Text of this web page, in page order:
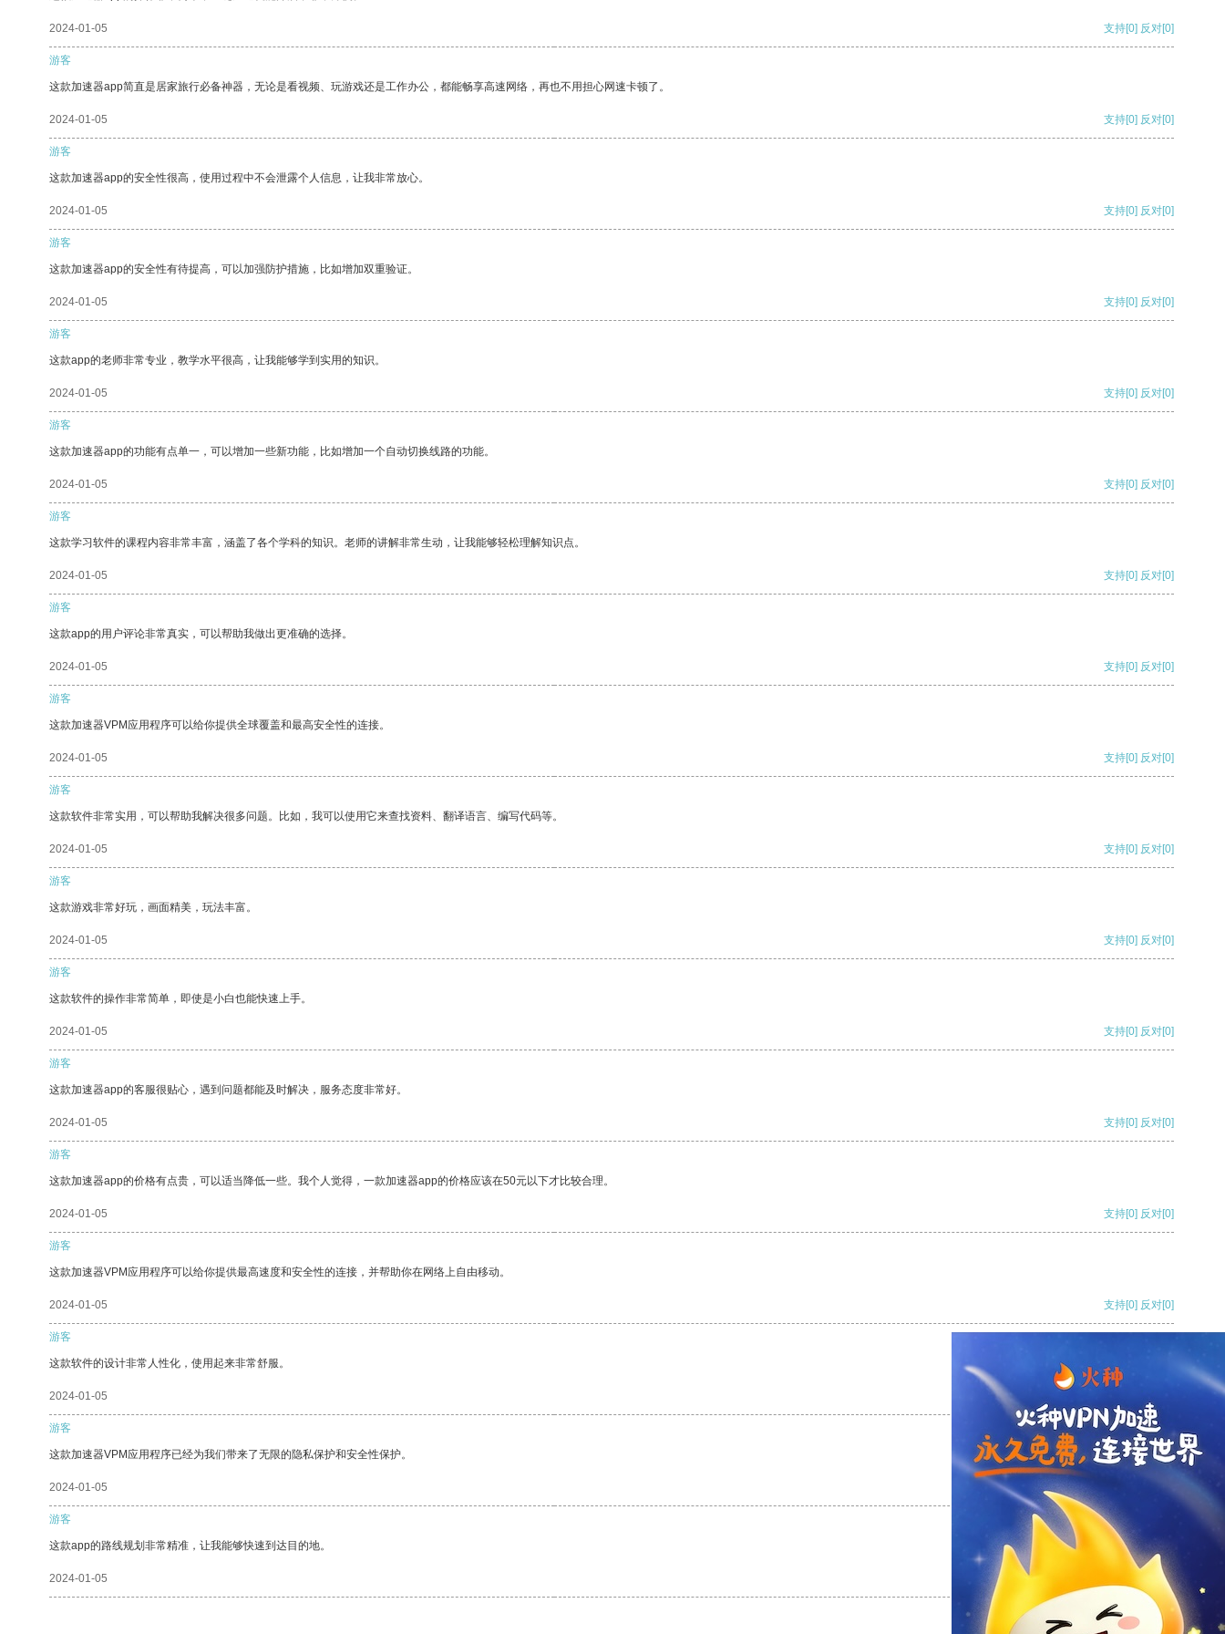
2024-01-05 支持[0] 反对[0]
游客
这款加速器app简直是居家旅行必备神器，无论是看视频、玩游戏还是工作办公，都能畅享高速网络，再也不用担心网速卡顿了。
2024-01-05 支持[0] 反对[0]
游客
这款加速器app的安全性很高，使用过程中不会泄露个人信息，让我非常放心。
2024-01-05 支持[0] 反对[0]
游客
这款加速器app的安全性有待提高，可以加强防护措施，比如增加双重验证。
2024-01-05 支持[0] 反对[0]
游客
这款app的老师非常专业，教学水平很高，让我能够学到实用的知识。
2024-01-05 支持[0] 反对[0]
游客
这款加速器app的功能有点单一，可以增加一些新功能，比如增加一个自动切换线路的功能。
2024-01-05 支持[0] 反对[0]
游客
这款学习软件的课程内容非常丰富，涵盖了各个学科的知识。老师的讲解非常生动，让我能够轻松理解知识点。
2024-01-05 支持[0] 反对[0]
游客
这款app的用户评论非常真实，可以帮助我做出更准确的选择。
2024-01-05 支持[0] 反对[0]
游客
这款加速器VPM应用程序可以给你提供全球覆盖和最高安全性的连接。
2024-01-05 支持[0] 反对[0]
游客
这款软件非常实用，可以帮助我解决很多问题。比如，我可以使用它来查找资料、翻译语言、编写代码等。
2024-01-05 支持[0] 反对[0]
游客
这款游戏非常好玩，画面精美，玩法丰富。
2024-01-05 支持[0] 反对[0]
游客
这款软件的操作非常简单，即使是小白也能快速上手。
2024-01-05 支持[0] 反对[0]
游客
这款加速器app的客服很贴心，遇到问题都能及时解决，服务态度非常好。
2024-01-05 支持[0] 反对[0]
游客
这款加速器app的价格有点贵，可以适当降低一些。我个人觉得，一款加速器app的价格应该在50元以下才比较合理。
2024-01-05 支持[0] 反对[0]
游客
这款加速器VPM应用程序可以给你提供最高速度和安全性的连接，并帮助你在网络上自由移动。
2024-01-05 支持[0] 反对[0]
游客
这款软件的设计非常人性化，使用起来非常舒服。
2024-01-05
游客
这款加速器VPM应用程序已经为我们带来了无限的隐私保护和安全性保护。
2024-01-05 反对
游客
这款app的路线规划非常精准，让我能够快速到达目的地。
2024-01-05 反对[0]